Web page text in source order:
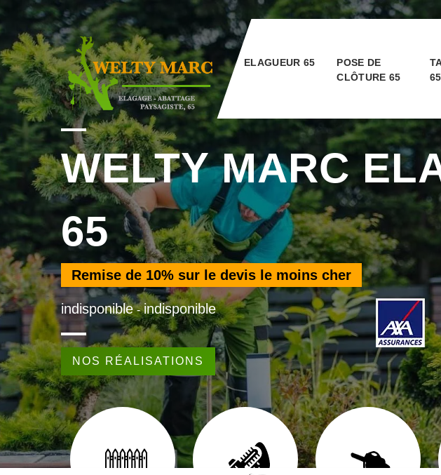
ELAGUEUR 65
POSE DE
CLÔTURE 65
65
WELTY MARC
65
Remise de 10% sur le devis le moins cher
indisponible - indisponible
NOS RÉALISATIONS